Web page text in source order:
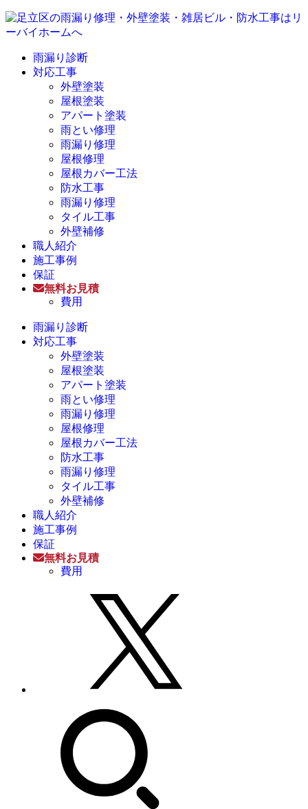
雨漏り診断
対応工事
外壁塗装
屋根塗装
アパート塗装
雨とい修理
雨漏り修理
屋根修理
屋根カバー工法
防水工事
雨漏り修理
タイル工事
外壁補修
職人紹介
施工事例
保証
無料お見積
費用
雨漏り診断
対応工事
外壁塗装
屋根塗装
アパート塗装
雨とい修理
雨漏り修理
屋根修理
屋根カバー工法
防水工事
雨漏り修理
タイル工事
外壁補修
職人紹介
施工事例
保証
無料お見積
費用